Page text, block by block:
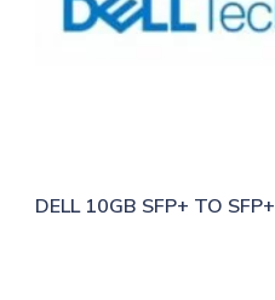
DELL 10GB SFP+ TO